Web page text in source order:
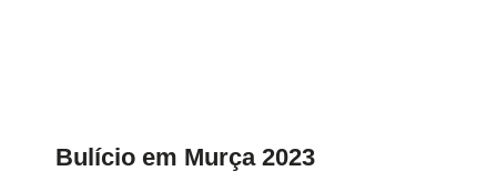
Bulício em Murça 2023